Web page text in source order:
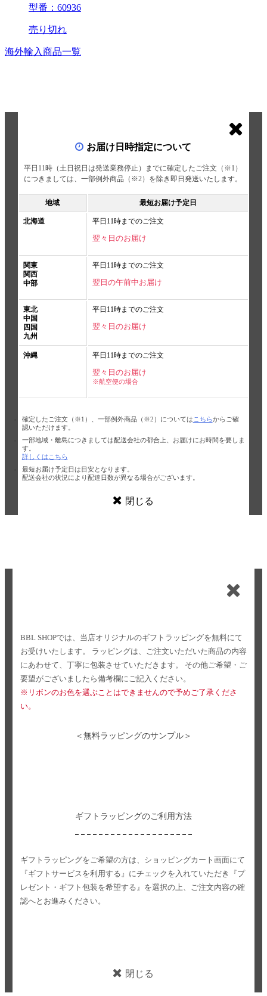
型番：60936
売り切れ
海外輸入商品一覧
お届け日時指定について
平日11時（土日祝日は発送業務停止）までに確定したご注文（※1）
につきましては、一部例外商品（※2）を除き即日発送いたします。
地域 最短お届け予定日
北海道 平日11時までのご注文
翌々日のお届け
関東
関西
中部
平日11時までのご注文
翌日の午前中お届け
東北
中国
四国
九州
平日11時までのご注文
翌々日のお届け
沖縄 平日11時までのご注文
翌々日のお届け
※航空便の場合
確定したご注文（※1）、一部例外商品（※2）については こちらからご確
認いただけます。
一部地域・離島につきましては配送会社の都合上、お届けにお時間を要しま
す。
詳しくはこちら
最短お届け予定日は目安となります。
配送会社の状況により配達日数が異なる場合がございます。
閉じる
BBL SHOPでは、当店オリジナルのギフトラッピングを無料にて
お受けいたします。
ラッピングは、ご注文いただいた商品の内容
にあわせて、丁寧に包装させていただきます。
その他ご希望・ご
要望がございましたら備考欄にご記入ください。
※リボンのお色を選ぶことはできませんので予めご了承くださ
い。
＜無料ラッピングのサンプル＞
ギフトラッピングのご利用方法
ギフトラッピングをご希望の方は、ショッピングカート画面にて
『ギフトサービスを利用する』にチェックを入れていただき
『プ
レゼント・ギフト包装を希望する』を選択の上、ご注文内容の確
認へとお進みください。
閉じる